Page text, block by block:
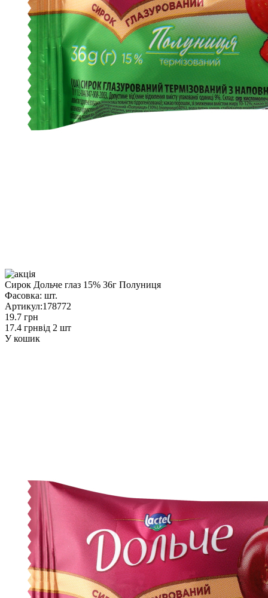
Сирок Дольче глаз 15% 36г Полуниця
Фасовка: шт.
Артикул:178772
19.7 грн
17.4 грнвід 2 шт
У кошик